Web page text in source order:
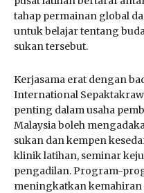
tahap permainan global
untuk belajar tentang
sukan tersebut.
Kerjasama erat dengan
International
penting dalam usaha
Malaysia boleh
sukan dan kempen
klinik latihan, seminar
pengadilan. Program-
meningkatkan